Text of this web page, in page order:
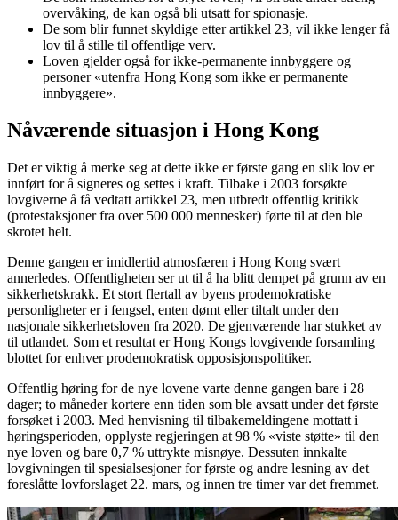
overvåking, de kan også bli utsatt for spionasje.
De som blir funnet skyldige etter artikkel 23, vil ikke lenger få
lov til å stille til offentlige verv.
Loven gjelder også for ikke-permanente innbyggere og
personer «utenfra Hong Kong som ikke er permanente
innbyggere».
Nåværende situasjon i Hong Kong
Det er viktig å merke seg at dette ikke er første gang en slik lov er
innført for å signeres og settes i kraft. Tilbake i 2003 forsøkte
lovgiverne å få vedtatt artikkel 23, men utbredt offentlig kritikk
(protestaksjoner fra over 500 000 mennesker) førte til at den ble
skrotet helt.
Denne gangen er imidlertid atmosfæren i Hong Kong svært
annerledes. Offentligheten ser ut til å ha blitt dempet på grunn av en
sikkerhetskrakk. Et stort flertall av byens prodemokratiske
personligheter er i fengsel, enten dømt eller tiltalt under den
nasjonale sikkerhetsloven fra 2020. De gjenværende har stukket av
til utlandet. Som et resultat er Hong Kongs lovgivende forsamling
blottet for enhver prodemokratisk opposisjonspolitiker.
Offentlig høring for de nye lovene varte denne gangen bare i 28
dager; to måneder kortere enn tiden som ble avsatt under det første
forsøket i 2003. Med henvisning til tilbakemeldingene mottatt i
høringsperioden, opplyste regjeringen at 98 % «viste støtte» til den
nye loven og bare 0,7 % uttrykte misnøye. Dessuten innkalte
lovgivningen til spesialsesjoner for første og andre lesning av det
foreslåtte lovforslaget 22. mars, og innen tre timer var det fremmet.